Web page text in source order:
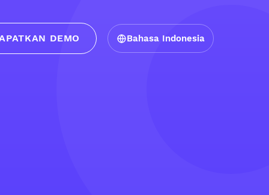
DEMO Bahasa Indonesia